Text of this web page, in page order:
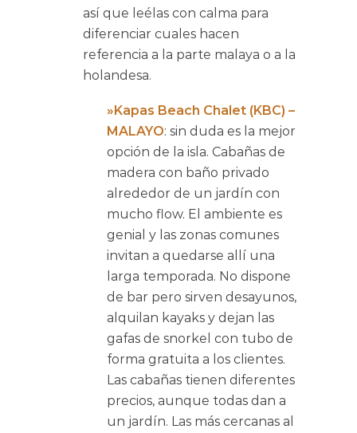
así que leélas con calma para
diferenciar cuales hacen
referencia a la parte malaya o a la
holandesa.
»Kapas Beach Chalet (KBC) –
MALAYO: sin duda es la mejor
opción de la isla. Cabañas de
madera con baño privado
alrededor de un jardín con
mucho flow. El ambiente es
genial y las zonas comunes
invitan a quedarse allí una
larga temporada. No dispone
de bar pero sirven desayunos,
alquilan kayaks y dejan las
gafas de snorkel con tubo de
forma gratuita a los clientes.
Las cabañas tienen diferentes
precios, aunque todas dan a
un jardín. Las más cercanas al